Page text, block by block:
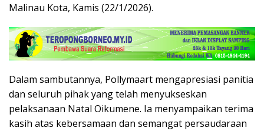
Malinau Kota, Kamis (22/1/2026).
Dalam sambutannya, Pollymaart mengapresiasi panitia
dan seluruh pihak yang telah menyukseskan
pelaksanaan Natal Oikumene. Ia menyampaikan terima
kasih atas kebersamaan dan semangat persaudaraan